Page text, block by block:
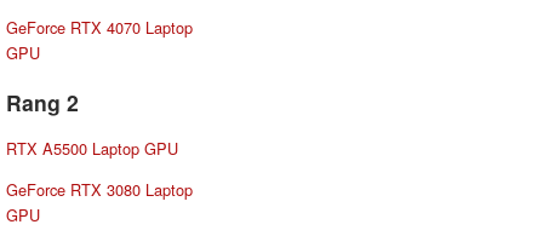
GeForce RTX 4070 Laptop
GPU
Rang 2
RTX A5500 Laptop GPU
GeForce RTX 3080 Laptop
GPU